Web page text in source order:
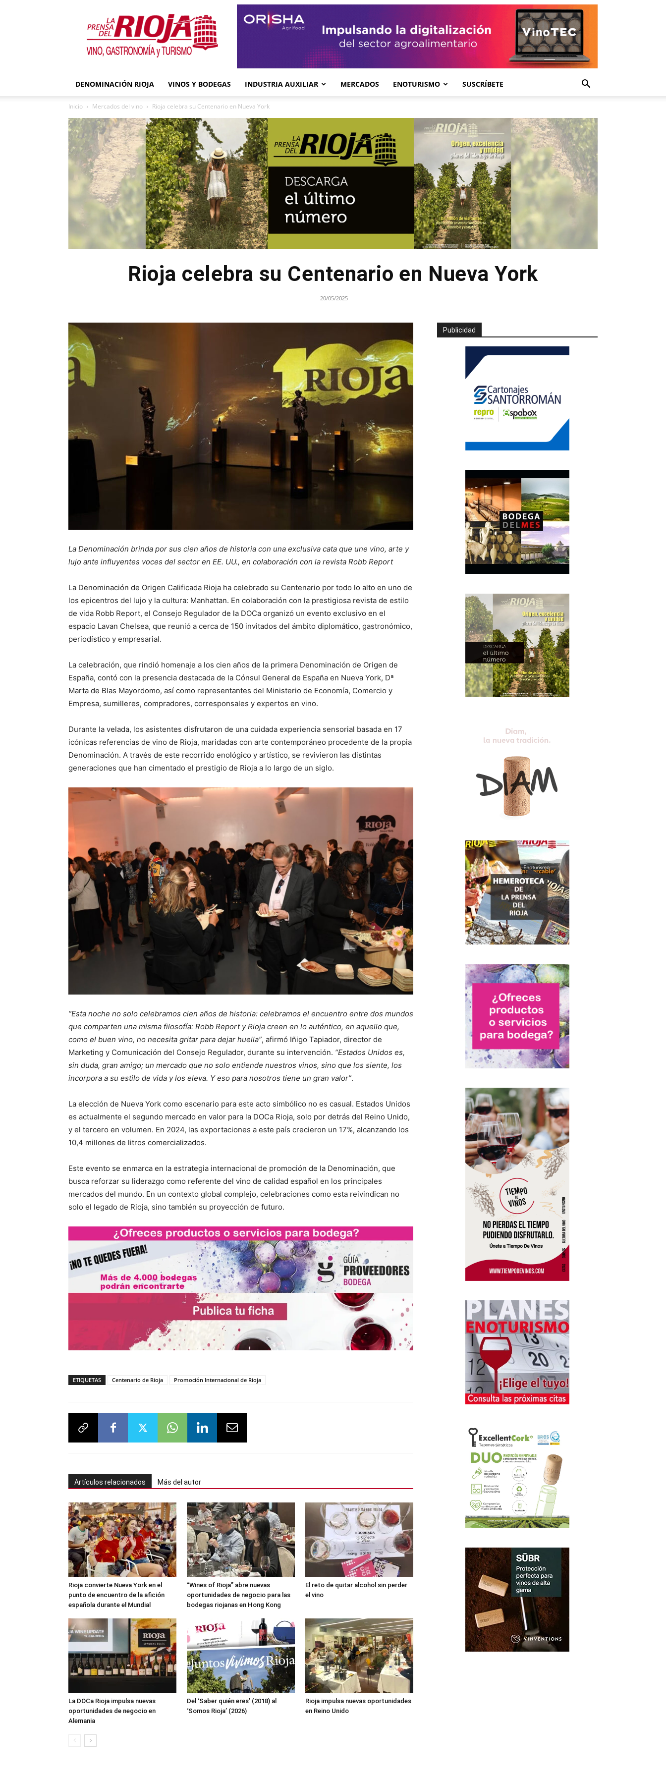
La
Prensa
del
Rioja
DENOMINACIÓN RIOJA VINOS Y BODEGAS INDUSTRIA AUXILIAR MERCADOS ENOTURISMO SUSCRÍBETE
Inicio Mercados del vino Rioja celebra su Centenario en Nueva York
Rioja celebra su Centenario en Nueva York
20/05/2025
La Denominación brinda por sus cien años de historia con una exclusiva cata que une vino, arte y
lujo ante influyentes voces del sector en EE. UU., en colaboración con la revista Robb Report
La Denominación de Origen Calificada Rioja ha celebrado su Centenario por todo lo alto en uno de
los epicentros del lujo y la cultura: Manhattan. En colaboración con la prestigiosa revista de estilo
de vida Robb Report, el Consejo Regulador de la DOCa organizó un evento exclusivo en el
espacio Lavan Chelsea, que reunió a cerca de 150 invitados del ámbito diplomático, gastronómico,
periodístico y empresarial.
La celebración, que rindió homenaje a los cien años de la primera Denominación de Origen de
España, contó con la presencia destacada de la Cónsul General de España en Nueva York, Dª
Marta de Blas Mayordomo, así como representantes del Ministerio de Economía, Comercio y
Empresa, sumilleres, compradores, corresponsales y expertos en vino.
Durante la velada, los asistentes disfrutaron de una cuidada experiencia sensorial basada en 17
icónicas referencias de vino de Rioja, maridadas con arte contemporáneo procedente de la propia
Denominación. A través de este recorrido enológico y artístico, se revivieron las distintas
generaciones que han cimentado el prestigio de Rioja a lo largo de un siglo.
“Esta noche no solo celebramos cien años de historia: celebramos el encuentro entre dos mundos
que comparten una misma filosofía: Robb Report y Rioja creen en lo auténtico, en aquello que,
como el buen vino, no necesita gritar para dejar huella”, afirmó Iñigo Tapiador, director de
Marketing y Comunicación del Consejo Regulador, durante su intervención. “Estados Unidos es,
sin duda, gran amigo; un mercado que no solo entiende nuestros vinos, sino que los siente, los
incorpora a su estilo de vida y los eleva. Y eso para nosotros tiene un gran valor”.
La elección de Nueva York como escenario para este acto simbólico no es casual. Estados Unidos
es actualmente el segundo mercado en valor para la DOCa Rioja, solo por detrás del Reino Unido,
y el tercero en volumen. En 2024, las exportaciones a este país crecieron un 17%, alcanzando los
10,4 millones de litros comercializados.
Este evento se enmarca en la estrategia internacional de promoción de la Denominación, que
busca reforzar su liderazgo como referente del vino de calidad español en los principales
mercados del mundo. En un contexto global complejo, celebraciones como esta reivindican no
solo el legado de Rioja, sino también su proyección de futuro.
ETIQUETAS Centenario de Rioja Promoción Internacional de Rioja
Artículos relacionados Más del autor
Rioja convierte Nueva York en el
punto de encuentro de la afición
española durante el Mundial
“Wines of Rioja” abre nuevas
oportunidades de negocio para las
bodegas riojanas en Hong Kong
El reto de quitar alcohol sin perder
el vino
La DOCa Rioja impulsa nuevas
oportunidades de negocio en
Alemania
Del ‘Saber quién eres’ (2018) al
‘Somos Rioja’ (2026)
Rioja impulsa nuevas oportunidades
en Reino Unido
Publicidad